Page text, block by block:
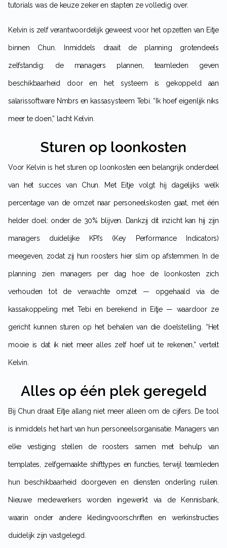
tutorials was de keuze zeker en stapten ze volledig over.
Kelvin is zelf verantwoordelijk geweest voor het opzetten van Eitje
binnen Chun. Inmiddels draait de planning grotendeels
zelfstandig: de managers plannen, teamleden geven
beschikbaarheid door en het systeem is gekoppeld aan
salarissoftware Nmbrs en kassasysteem Tebi. “Ik hoef eigenlijk niks
meer te doen,” lacht Kelvin.
Sturen op loonkosten
Voor Kelvin is het sturen op loonkosten een belangrijk onderdeel
van het succes van Chun. Met Eitje volgt hij dagelijks welk
percentage van de omzet naar personeelskosten gaat, met één
helder doel: onder de 30% blijven. Dankzij dit inzicht kan hij zijn
managers duidelijke KPI’s (Key Performance Indicators)
meegeven, zodat zij hun roosters hier slim op afstemmen. In de
planning zien managers per dag hoe de loonkosten zich
verhouden tot de verwachte omzet — opgehaald via de
kassakoppeling met Tebi en berekend in Eitje — waardoor ze
gericht kunnen sturen op het behalen van die doelstelling. “Het
mooie is dat ik niet meer alles zelf hoef uit te rekenen,” vertelt
Kelvin.
Alles op één plek geregeld
Bij Chun draait Eitje allang niet meer alleen om de cijfers. De tool
is inmiddels het hart van hun personeelsorganisatie. Managers van
elke vestiging stellen de roosters samen met behulp van
templates, zelfgemaakte shifttypes en functies, terwijl teamleden
hun beschikbaarheid doorgeven en diensten onderling ruilen.
Nieuwe medewerkers worden ingewerkt via de Kennisbank,
waarin onder andere kledingvoorschriften en werkinstructies
duidelijk zijn vastgelegd.